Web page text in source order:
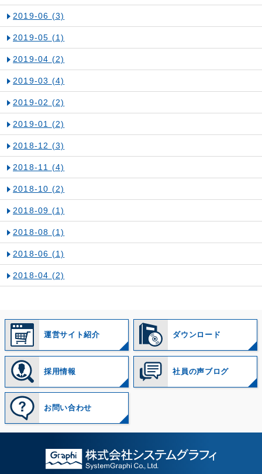
2019-06 (3)
2019-05 (1)
2019-04 (2)
2019-03 (4)
2019-02 (2)
2019-01 (2)
2018-12 (3)
2018-11 (4)
2018-10 (2)
2018-09 (1)
2018-08 (1)
2018-06 (1)
2018-04 (2)
運営サイト紹介 ダウンロード
採用情報 社員の声ブログ
お問い合わせ